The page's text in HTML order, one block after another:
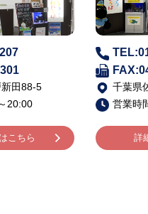
田88-5
20:00
こちら
千葉県
営業時
詳